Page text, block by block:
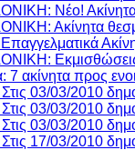
Νέο!
Ακίνητα
Εκμισθώσεις
7 ακίνητα προς
03/03/2010
03/03/2010
03/03/2010
17/03/2010